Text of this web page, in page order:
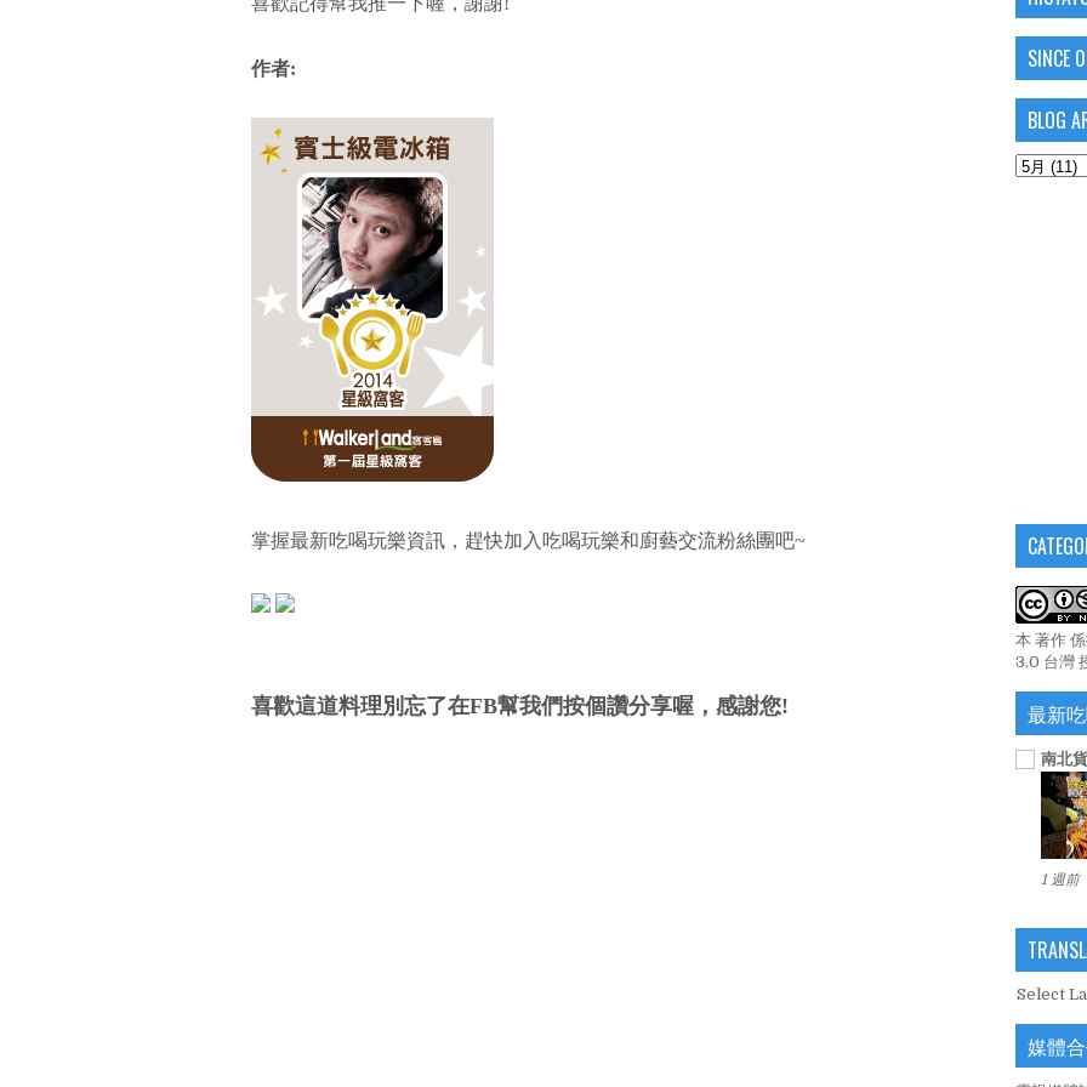
作者:
掌握最新吃喝玩樂資訊，趕快加入吃喝玩樂和廚藝交流粉絲團吧~
喜歡這道料理別忘了在FB幫我們按個讚分享喔，感謝您!
SINCE
BLOG
本 著作
3.0 台灣
最新
南北
1 週前
Select
媒體